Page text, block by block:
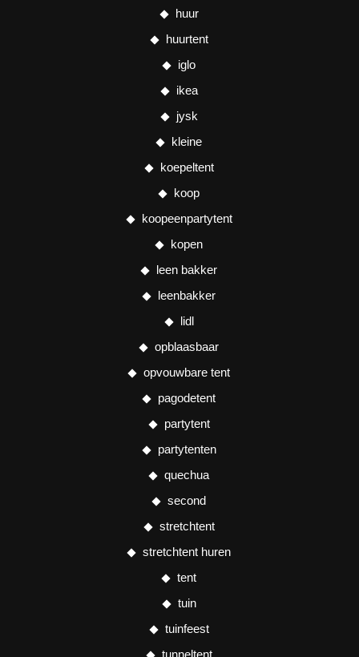
huur
huurtent
iglo
ikea
jysk
kleine
koepeltent
koop
koopeenpartytent
kopen
leen bakker
leenbakker
lidl
opblaasbaar
opvouwbare tent
pagodetent
partytent
partytenten
quechua
second
stretchtent
stretchtent huren
tent
tuin
tuinfeest
tunneltent